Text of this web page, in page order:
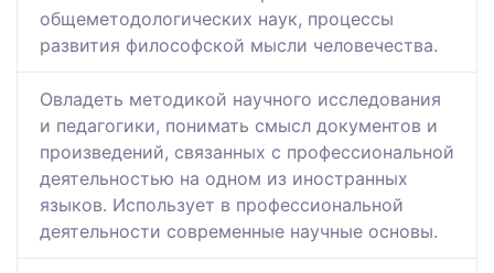
общеметодологических наук, процессы
развития философской мысли человечества.
Овладеть методикой научного исследования
и педагогики, понимать смысл документов и
произведений, связанных с профессиональной
деятельностью на одном из иностранных
языков. Использует в профессиональной
деятельности современные научные основы.